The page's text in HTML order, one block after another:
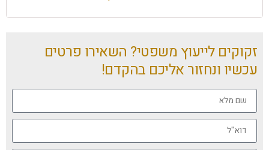
זקוקים לייעוץ משפטי? השאירו פרטים
עכשיו ונחזור אליכם בהקדם!